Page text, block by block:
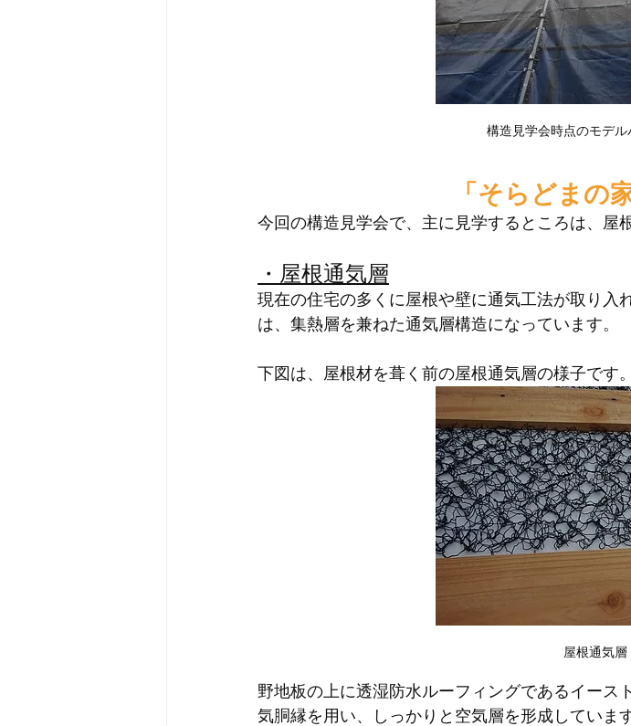
構造見学会時点のモデ
「そらどまの
今回の構造見学会で、主に見学するところは、屋
・屋根通気層
現在の住宅の多くに屋根や壁に通気工法が取り入
は、集熱層を兼ねた通気層構造になっています。
下図は、屋根材を葺く前の屋根通気層の様子です。
屋根通気層
野地板の上に透湿防水ルーフィングであるイース
気胴縁を用い、しっかりと空気層を形成しています